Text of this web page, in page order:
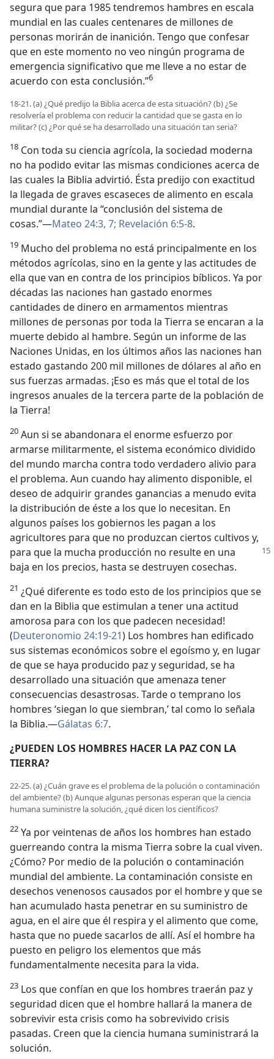
segura que para 1985 tendremos hambres en escala
mundial en las cuales centenares de millones de
personas morirán de inanición. Tengo que confesar
que en este momento no veo ningún programa de
emergencia significativo que me lleve a no estar de
acuerdo con esta conclusión.”6
18-21. (a) ¿Qué predijo la Biblia acerca de esta situación? (b) ¿Se
resolvería el problema con reducir la cantidad que se gasta en lo
militar? (c) ¿Por qué se ha desarrollado una situación tan seria?
18 Con toda su ciencia agrícola, la sociedad moderna
no ha podido evitar las mismas condiciones acerca de
las cuales la Biblia advirtió. Ésta predijo con exactitud
la llegada de graves escaseces de alimento en escala
mundial durante la “conclusión del sistema de
cosas.”—Mateo 24:3, 7; Revelación 6:5-8.
19 Mucho del problema no está principalmente en los
métodos agrícolas, sino en la gente y las actitudes de
ella que van en contra de los principios bíblicos. Ya por
décadas las naciones han gastado enormes
cantidades de dinero en armamentos mientras
millones de personas por toda la Tierra se encaran a la
muerte debido al hambre. Según un informe de las
Naciones Unidas, en los últimos años las naciones han
estado gastando 200 mil millones de dólares al año en
sus fuerzas armadas. ¡Eso es más que el total de los
ingresos anuales de la tercera parte de la población de
la Tierra!
20 Aun si se abandonara el enorme esfuerzo por
armarse militarmente, el sistema económico dividido
del mundo marcha contra todo verdadero alivio para
el problema. Aun cuando hay alimento disponible, el
deseo de adquirir grandes ganancias a menudo evita
la distribución de éste a los que lo necesitan. En
algunos países los gobiernos les pagan a los
agricultores para que no produzcan ciertos cultivos y,
para que la mucha producción no resulte en una
baja en los precios, hasta se destruyen cosechas.
21 ¿Qué diferente es todo esto de los principios que se
dan en la Biblia que estimulan a tener una actitud
amorosa para con los que padecen necesidad!
(Deuteronomio 24:19-21) Los hombres han edificado
sus sistemas económicos sobre el egoísmo y, en lugar
de que se haya producido paz y seguridad, se ha
desarrollado una situación que amenaza tener
consecuencias desastrosas. Tarde o temprano los
hombres ‘siegan lo que siembran,’ tal como lo señala
la Biblia.—Gálatas 6:7.
¿PUEDEN LOS HOMBRES HACER LA PAZ CON LA
TIERRA?
22-25. (a) ¿Cuán grave es el problema de la polución o contaminación
del ambiente? (b) Aunque algunas personas esperan que la ciencia
humana suministre la solución, ¿qué dicen los científicos?
22 Ya por veintenas de años los hombres han estado
guerreando contra la misma Tierra sobre la cual viven.
¿Cómo? Por medio de la polución o contaminación
mundial del ambiente. La contaminación consiste en
desechos venenosos causados por el hombre y que se
han acumulado hasta penetrar en su suministro de
agua, en el aire que él respira y el alimento que come,
hasta que no puede sacarlos de allí. Así el hombre ha
puesto en peligro los elementos que más
fundamentalmente necesita para la vida.
23 Los que confían en que los hombres traerán paz y
seguridad dicen que el hombre hallará la manera de
sobrevivir esta crisis como ha sobrevivido crisis
pasadas. Creen que la ciencia humana suministrará la
solución.